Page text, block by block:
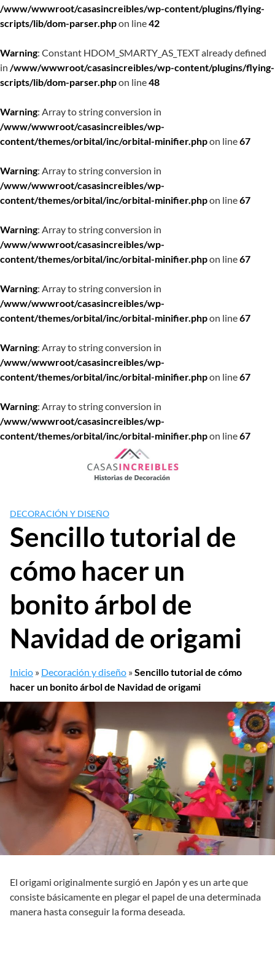
/www/wwwroot/casasincreibles/wp-content/plugins/flying-
scripts/lib/dom-parser.phpon line42
Warning: Constant HDOM_SMARTY_AS_TEXT already defined
in /www/wwwroot/casasincreibles/wp-content/plugins/flying-
scripts/lib/dom-parser.phpon line48
Warning: Array to string conversion in
/www/wwwroot/casasincreibles/wp-
content/themes/orbital/inc/orbital-minifier.phpon line67
Warning: Array to string conversion in
/www/wwwroot/casasincreibles/wp-
content/themes/orbital/inc/orbital-minifier.phpon line67
Warning: Array to string conversion in
/www/wwwroot/casasincreibles/wp-
content/themes/orbital/inc/orbital-minifier.phpon line67
Warning: Array to string conversion in
/www/wwwroot/casasincreibles/wp-
content/themes/orbital/inc/orbital-minifier.phpon line67
Warning: Array to string conversion in
/www/wwwroot/casasincreibles/wp-
content/themes/orbital/inc/orbital-minifier.phpon line67
Warning: Array to string conversion in
/www/wwwroot/casasincreibles/wp-
content/themes/orbital/inc/orbital-minifier.phpon line67
DECORACIÓN Y DISEÑO
Sencillo tutorial de
cómo hacer un
bonito árbol de
Navidad de origami
Inicio » Decoración y diseño »Sencillo tutorial de cómo
hacer un bonito árbol de Navidad de origami
El origami originalmente surgió en Japón y es un arte que
consiste básicamente en plegar el papel de una determinada
manera hasta conseguir la forma deseada.